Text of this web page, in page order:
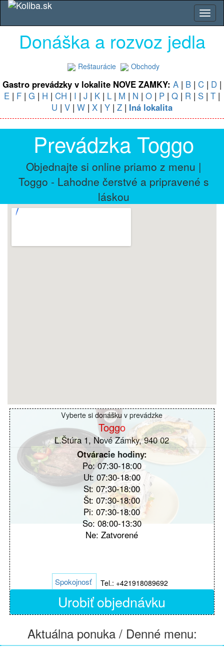
Donáška a rozvoz jedla
Reštaurácie Obchody
Gastro prevádzky v lokalite NOVE ZAMKY: A | B | C | D |
E | F | G | H | CH | I | J | K | L | M | N | O | P | Q | R | S | T |
U | V | W | X | Y | Z | Iná lokalita
Prevádzka Toggo
Objednajte si online priamo z menu |
Toggo - Lahodne čerstvé a pripravené s
láskou
Vyberte si donášku v prevádzke
Toggo
Ľ.Štúra 1, Nové Zámky, 940 02
Otváracie hodiny:
Po: 07:30-18:00
Ut: 07:30-18:00
St: 07:30-18:00
Št: 07:30-18:00
Pi: 07:30-18:00
So: 08:00-13:30
Ne: Zatvorené
Spokojnosť Tel.: +421918089692
Urobiť objednávku
Aktuálna ponuka / Denné menu: